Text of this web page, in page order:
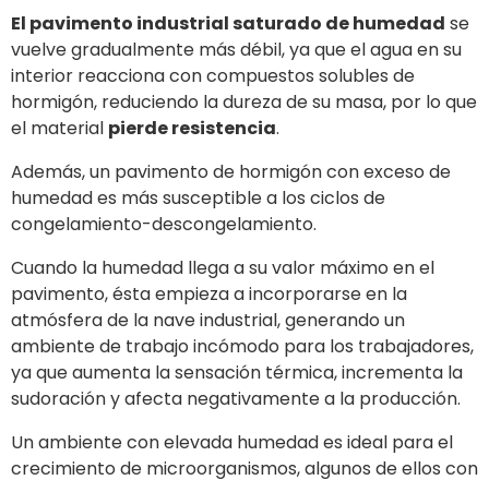
El pavimento industrial saturado de humedad se
vuelve gradualmente más débil, ya que el agua en su
interior reacciona con compuestos solubles de
hormigón, reduciendo la dureza de su masa, por lo que
el material pierde resistencia.
Además, un pavimento de hormigón con exceso de
humedad es más susceptible a los ciclos de
congelamiento-descongelamiento.
Cuando la humedad llega a su valor máximo en el
pavimento, ésta empieza a incorporarse en la
atmósfera de la nave industrial, generando un
ambiente de trabajo incómodo para los trabajadores,
ya que aumenta la sensación térmica, incrementa la
sudoración y afecta negativamente a la producción.
Un ambiente con elevada humedad es ideal para el
crecimiento de microorganismos, algunos de ellos con